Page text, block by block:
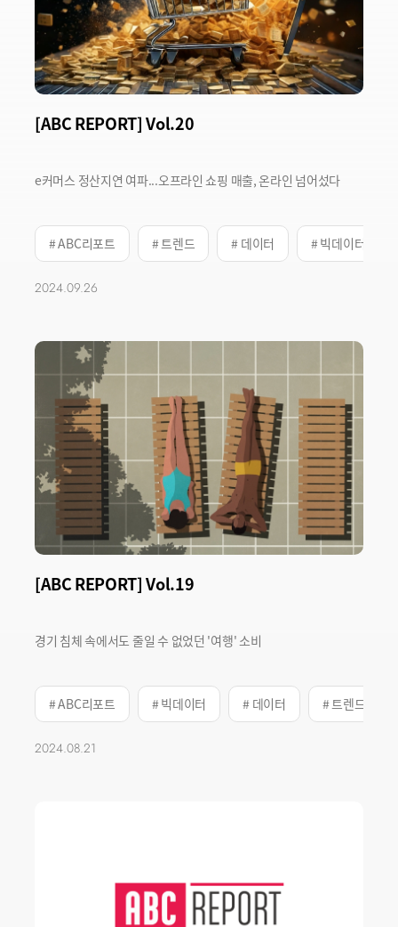
[ABC REPORT] Vol.20
e커머스 정산지연 여파...오프라인 쇼핑 매출, 온라인 넘어섰다
# ABC리포트 # 트렌드 # 데이터 # 빅데이터
2024.09.26
[ABC REPORT] Vol.19
경기 침체 속에서도 줄일 수 없었던 '여행' 소비
# ABC리포트 # 빅데이터 # 데이터 # 트렌드
2024.08.21